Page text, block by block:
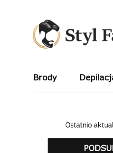
Brody
Ostatnio